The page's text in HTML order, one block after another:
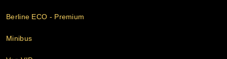
Berline ECO - Premium
Minibus